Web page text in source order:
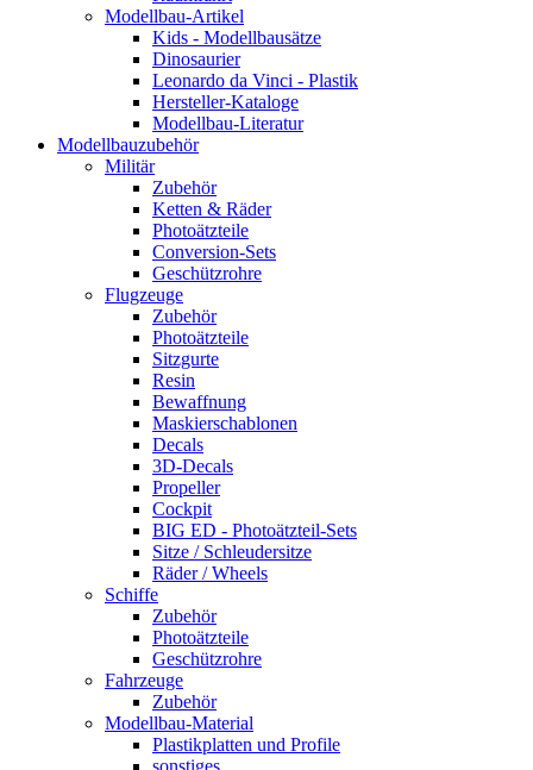
Modellbau-Artikel
Kids - Modellbausätze
Dinosaurier
Leonardo da Vinci - Plastik
Hersteller-Kataloge
Modellbau-Literatur
Modellbauzubehör
Militär
Zubehör
Ketten & Räder
Photoätzteile
Conversion-Sets
Geschützrohre
Flugzeuge
Zubehör
Photoätzteile
Sitzgurte
Resin
Bewaffnung
Maskierschablonen
Decals
3D-Decals
Propeller
Cockpit
BIG ED - Photoätzteil-Sets
Sitze / Schleudersitze
Räder / Wheels
Schiffe
Zubehör
Photoätzteile
Geschützrohre
Fahrzeuge
Zubehör
Modellbau-Material
Plastikplatten und Profile
sonstiges